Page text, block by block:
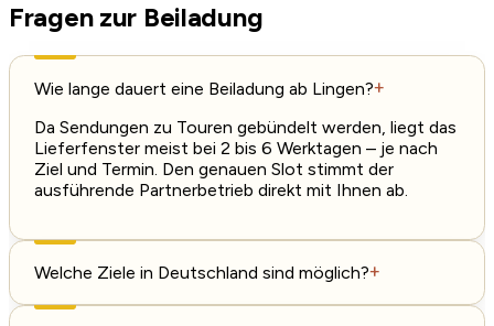
Fragen zur Beiladung
Wie lange dauert eine Beiladung ab Lingen?+
Da Sendungen zu Touren gebündelt werden, liegt das
Lieferfenster meist bei 2 bis 6 Werktagen – je nach
Ziel und Termin. Den genauen Slot stimmt der
ausführende Partnerbetrieb direkt mit Ihnen ab.
Welche Ziele in Deutschland sind möglich?+